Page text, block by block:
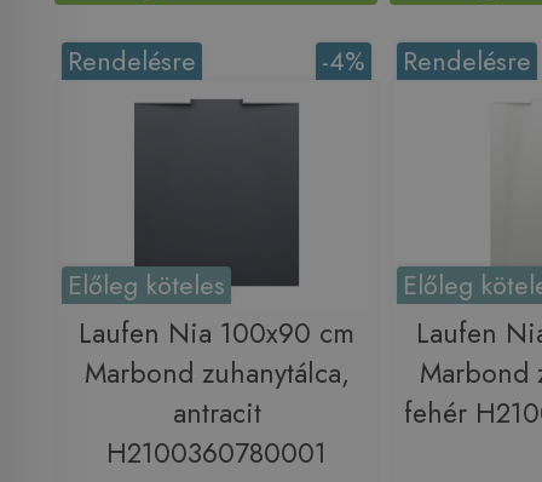
-4%
Rendelésre
Előleg köteles
Laufen Nia 100x90 cm
Marbond zuhanytálca,
antracit
H2100360780001
Rendelésre
Előleg
Laufen
Marbond
fehér